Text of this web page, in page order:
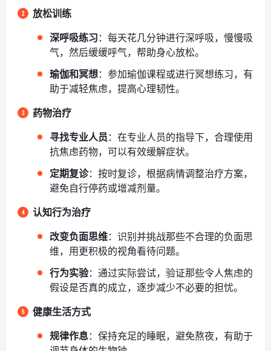
放松训练
深呼吸练习 ：每天花几分钟进行深呼吸，慢慢吸
气，然后缓缓呼气，帮助身心放松。
瑜伽和冥想：参加瑜伽课程或进行冥想练习，有
助于减轻焦虑，提高心理韧性。
药物治疗
寻找专业人员 ：在专业人员的指导下，合理使用
抗焦虑药物，可以有效缓解症状。
定期复诊：按时复诊，根据病情调整治疗方案，
避免自行停药或增减剂量。
认知行为治疗
改变负面思维：识别并挑战那些不合理的负面思
维，用更积极的视角看待问题。
行为实验：通过实际尝试，验证那些令人焦虑的
假设是否真的成立，逐步减少不必要的担忧。
健康生活方式
规律作息：保持充足的睡眠，避免熬夜，有助于